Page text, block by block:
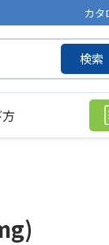
カタ
検索